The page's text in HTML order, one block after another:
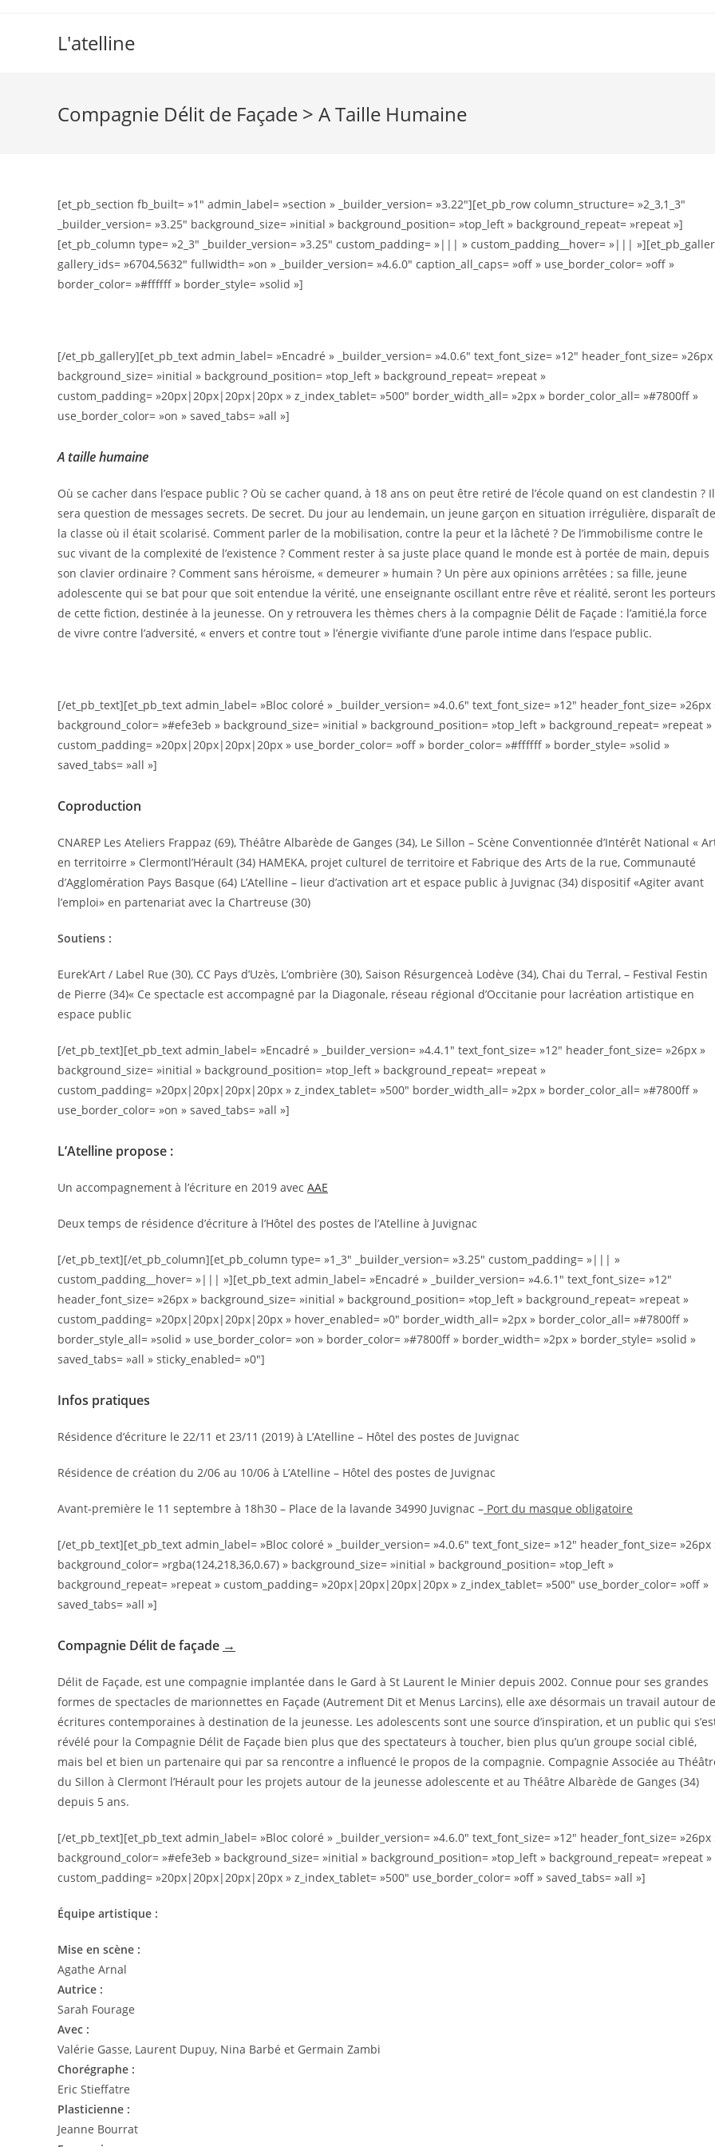
L'atelline
Compagnie Délit de Façade > A Taille Humaine
[et_pb_section fb_built= »1″ admin_label= »section » _builder_version= »3.22″][et_pb_row column_structure= »2_3,1_3″
_builder_version= »3.25″ background_size= »initial » background_position= »top_left » background_repeat= »repeat »]
[et_pb_column type= »2_3″ _builder_version= »3.25″ custom_padding= »||| » custom_padding__hover= »|||
gallery_ids= »6704,5632″ fullwidth= »on » _builder_version= »4.6.0″ caption_all_caps= »off » use_border_color= »off »
border_color= »#ffffff » border_style= »solid »]
[/et_pb_gallery][et_pb_text admin_label= »Encadré » _builder_version= »4.0.6″ text_font_size= »12″ header_font_size= »26px
background_size= »initial » background_position= »top_left » background_repeat= »repeat »
custom_padding= »20px|20px|20px|20px » z_index_tablet= »500″ border_width_all= »2px » border_color_all= »#7800ff »
use_border_color= »on » saved_tabs= »all »]
A taille humaine
Où se cacher dans l’espace public ? Où se cacher quand, à 18 ans on peut être retiré de l’école quand on est clandestin ? Il
sera question de messages secrets. De secret. Du jour au lendemain, un jeune garçon en situation irrégulière, disparaît de
la classe où il était scolarisé. Comment parler de la mobilisation, contre la peur et la lâcheté ? De l’immobilisme contre le
suc vivant de la complexité de l’existence ? Comment rester à sa juste place quand le monde est à portée de main, depuis
son clavier ordinaire ? Comment sans héroïsme, « demeurer » humain ? Un père aux opinions arrêtées ; sa fille, jeune
adolescente qui se bat pour que soit entendue la vérité, une enseignante oscillant entre rêve et réalité, seront les porteurs
de cette fiction, destinée à la jeunesse. On y retrouvera les thèmes chers à la compagnie Délit de Façade : l’amitié,la force
de vivre contre l’adversité, « envers et contre tout » l’énergie vivifiante d’une parole intime dans l’espace public.​
[/et_pb_text][et_pb_text admin_label= »Bloc coloré » _builder_version= »4.0.6″ text_font_size= »12″ header_font_size= »26px
background_color= »#efe3eb » background_size= »initial » background_position= »top_left » background_repeat= »repeat »
custom_padding= »20px|20px|20px|20px » use_border_color= »off » border_color= »#ffffff » border_style= »solid »
saved_tabs= »all »]
Coproduction
CNAREP Les Ateliers Frappaz (69), Théâtre Albarède de Ganges (34), Le Sillon – Scène Conventionnée d’Intérêt National «
en territoirre » Clermontl’Hérault (34) HAMEKA, projet culturel de territoire et Fabrique des Arts de la rue, Communauté
d’Agglomération Pays Basque (64) L’Atelline – lieur d’activation art et espace public à Juvignac (34) dispositif «Agiter avant
l’emploi» en partenariat avec la Chartreuse (30)
Soutiens :
Eurek’Art / Label Rue (30), CC Pays d’Uzès, L’ombrière (30), Saison Résurgenceà Lodève (34), Chai du Terral, – Festival Festin
de Pierre (34)« Ce spectacle est accompagné par la Diagonale, réseau régional d’Occitanie pour lacréation artistique en
espace public
[/et_pb_text][et_pb_text admin_label= »Encadré » _builder_version= »4.4.1″ text_font_size= »12″ header_font_size= »26px »
background_size= »initial » background_position= »top_left » background_repeat= »repeat »
custom_padding= »20px|20px|20px|20px » z_index_tablet= »500″ border_width_all= »2px » border_color_all= »#7800ff »
use_border_color= »on » saved_tabs= »all »]
L’Atelline propose :
Un accompagnement à l’écriture en 2019 avec AAE
Deux temps de résidence d’écriture à l’Hôtel des postes de l’Atelline à Juvignac
[/et_pb_text][/et_pb_column][et_pb_column type= »1_3″ _builder_version= »3.25″ custom_padding= »||| »
custom_padding__hover= »||| »][et_pb_text admin_label= »Encadré » _builder_version= »4.6.1″ text_font_size= »12″
header_font_size= »26px » background_size= »initial » background_position= »top_left » background_repeat= »repeat »
custom_padding= »20px|20px|20px|20px » hover_enabled= »0″ border_width_all= »2px » border_color_all= »#7800ff »
border_style_all= »solid » use_border_color= »on » border_color= »#7800ff » border_width= »2px » border_style= »solid »
saved_tabs= »all » sticky_enabled= »0″]
Infos pratiques
Résidence d’écriture le 22/11 et 23/11 (2019) à L’Atelline – Hôtel des postes de Juvignac
Résidence de création du 2/06 au 10/06 à L’Atelline – Hôtel des postes de Juvignac
Avant-première le 11 septembre à 18h30 – Place de la lavande 34990 Juvignac – Port du masque obligatoire
[/et_pb_text][et_pb_text admin_label= »Bloc coloré » _builder_version= »4.0.6″ text_font_size= »12″ header_font_size= »26px
background_color= »rgba(124,218,36,0.67) » background_size= »initial » background_position= »top_left »
background_repeat= »repeat » custom_padding= »20px|20px|20px|20px » z_index_tablet= »500″ use_border_color= »off »
saved_tabs= »all »]
Compagnie Délit de façade →
Délit de Façade, est une compagnie implantée dans le Gard à St Laurent le Minier depuis 2002. Connue pour ses grandes
formes de spectacles de marionnettes en Façade (Autrement Dit et Menus Larcins), elle axe désormais un travail autour
écritures contemporaines à destination de la jeunesse. Les adolescents sont une source d’inspiration, et un public qui
révélé pour la Compagnie Délit de Façade bien plus que des spectateurs à toucher, bien plus qu’un groupe social ciblé,
mais bel et bien un partenaire qui par sa rencontre a influencé le propos de la compagnie. Compagnie Associée au
du Sillon à Clermont l’Hérault pour les projets autour de la jeunesse adolescente et au Théâtre Albarède de Ganges (34)
depuis 5 ans.
[/et_pb_text][et_pb_text admin_label= »Bloc coloré » _builder_version= »4.6.0″ text_font_size= »12″ header_font_size= »26px
background_color= »#efe3eb » background_size= »initial » background_position= »top_left » background_repeat= »repeat »
custom_padding= »20px|20px|20px|20px » z_index_tablet= »500″ use_border_color= »off » saved_tabs= »all »]
Équipe artistique :
Mise en scène :
Agathe Arnal
Autrice :
Sarah Fourage
Avec :
Valérie Gasse, Laurent Dupuy, Nina Barbé et Germain Zambi
Chorégraphe :
Eric Stieffatre
Plasticienne :
Jeanne Bourrat